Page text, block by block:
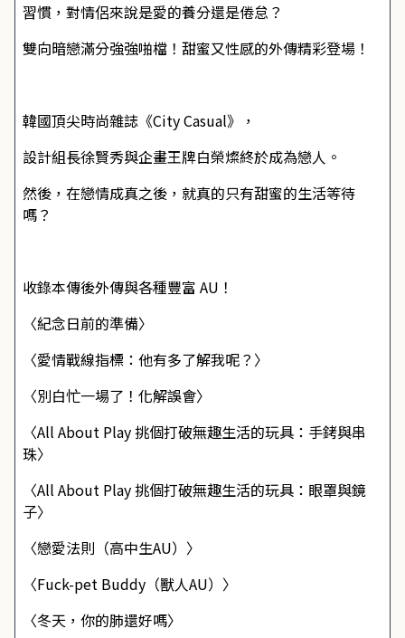
習慣，對情侶來說是愛的養分還是倦怠？
雙向暗戀滿分強強啪檔！甜蜜又性感的外傳精彩登場！
韓國頂尖時尚雜誌《City Casual》，
設計組長徐賢秀與企畫王牌白榮燦終於成為戀人。
然後，在戀情成真之後，就真的只有甜蜜的生活等待
嗎？
收錄本傳後外傳與各種豐富 AU！
〈紀念日前的準備〉
〈愛情戰線指標：他有多了解我呢？〉
〈別白忙一場了！化解誤會〉
〈All About Play 挑個打破無趣生活的玩具：手銬與串
珠〉
〈All About Play 挑個打破無趣生活的玩具：眼罩與鏡
子〉
〈戀愛法則（高中生AU）〉
〈Fuck-pet Buddy（獸人AU）〉
〈冬天，你的肺還好嗎〉